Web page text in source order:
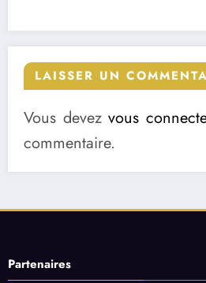
LAISSER UN
Vous devezvous
commentaire.
Partenaires